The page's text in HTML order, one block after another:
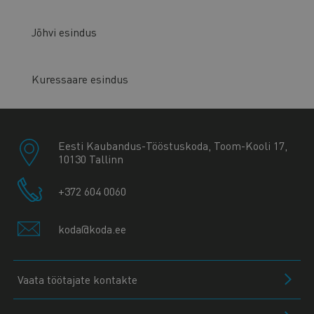
Jõhvi esindus
Kuressaare esindus
Eesti Kaubandus-Tööstuskoda, Toom-Kooli 17,
10130 Tallinn
+372 604 0060
koda@koda.ee
Vaata töötajate kontakte